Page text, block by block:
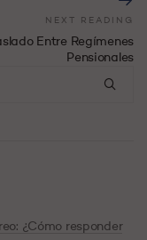
NEXT READING
Entre Regímenes
Pensionales
¿Cómo responder